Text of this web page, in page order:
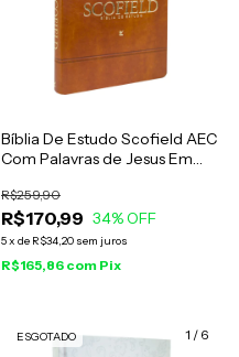
Bíblia De Estudo Scofield AEC
Com Palavras de Jesus Em
Marrom
R$170,99
R$259,90
34% OFF
5x de R$34,20 sem juros
R$165,86 com Pix
1 / 6
ESGOTADO